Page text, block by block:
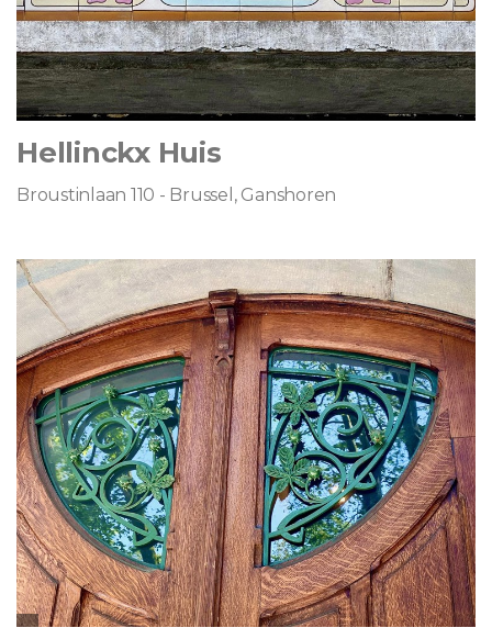
Hellinckx Huis
Broustinlaan 110 - Brussel, Ganshoren